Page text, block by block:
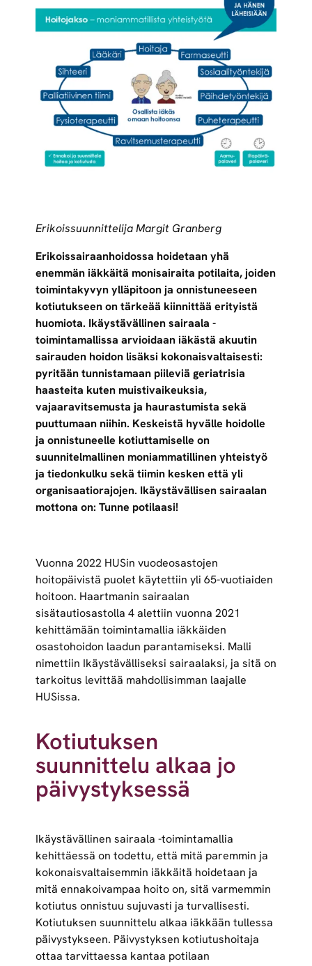
Erikoissuunnittelija Margit Granberg
Erikoissairaanhoidossa hoidetaan yhä
enemmän iäkkäitä monisairaita potilaita, joiden
toimintakyvyn ylläpitoon ja onnistuneeseen
kotiutukseen on tärkeää kiinnittää erityistä
huomiota. Ikäystävällinen sairaala -
toimintamallissa arvioidaan iäkästä akuutin
sairauden hoidon lisäksi kokonaisvaltaisesti:
pyritään tunnistamaan piileviä geriatrisia
haasteita kuten muistivaikeuksia,
vajaaravitsemusta ja haurastumista sekä
puuttumaan niihin. Keskeistä hyvälle hoidolle
ja onnistuneelle kotiuttamiselle on
suunnitelmallinen moniammatillinen yhteistyö
ja tiedonkulku sekä tiimin kesken että yli
organisaatiorajojen. Ikäystävällisen sairaalan
mottona on: Tunne potilaasi!
Vuonna 2022 HUSin vuodeosastojen
hoitopäivistä puolet käytettiin yli 65-vuotiaiden
hoitoon. Haartmanin sairaalan
sisätautiosastolla 4 alettiin vuonna 2021
kehittämään toimintamallia iäkkäiden
osastohoidon laadun parantamiseksi. Malli
nimettiin Ikäystävälliseksi sairaalaksi, ja sitä on
tarkoitus levittää mahdollisimman laajalle
HUSissa.
Kotiutuksen
suunnittelu alkaa jo
päivystyksessä
Ikäystävällinen sairaala -toimintamallia
kehittäessä on todettu, että mitä paremmin ja
kokonaisvaltaisemmin iäkkäitä hoidetaan ja
mitä ennakoivampaa hoito on, sitä varmemmin
kotiutus onnistuu sujuvasti ja turvallisesti.
Kotiutuksen suunnittelu alkaa iäkkään tullessa
päivystykseen. Päivystyksen kotiutushoitaja
ottaa tarvittaessa kantaa potilaan